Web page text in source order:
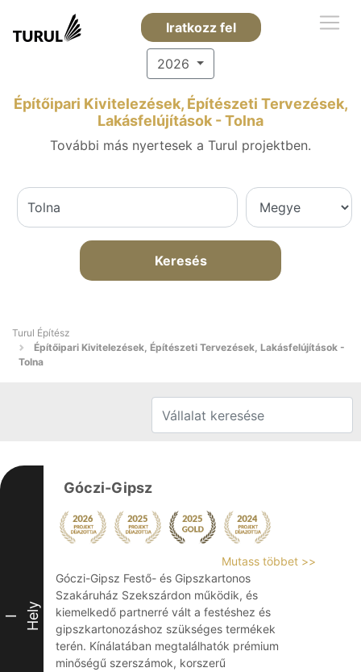
Iratkozz fel
2026
Építőipari Kivitelezések, Építészeti Tervezések,
Lakásfelújítások - Tolna
További más nyertesek a Turul projektben.
Keresés
Turul Építész
Építőipari Kivitelezések, Építészeti Tervezések, Lakásfelújítások -
Tolna
I Hely
Góczi-Gipsz
Mutass többet >>
Góczi-Gipsz Festő- és Gipszkartonos
Szakáruház Szekszárdon működik, és
kiemelkedő partnerré vált a festéshez és
gipszkartonozáshoz szükséges termékek
terén. Kínálatában megtalálhatók prémium
minőségű szerszámok, korszerű